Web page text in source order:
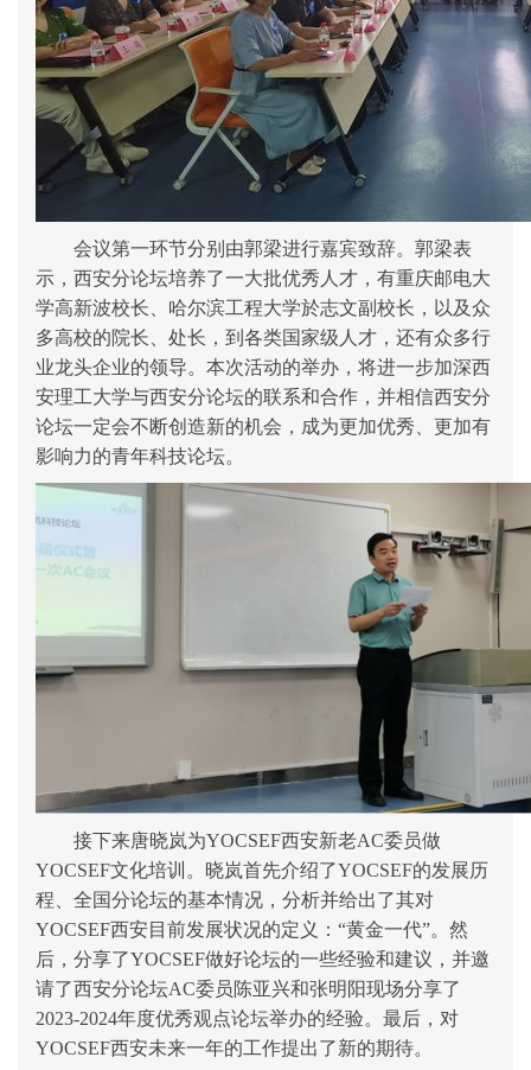
会议第一环节分别由郭梁进行嘉宾致辞。 郭梁表
示，西安分论坛培养了一大批优秀人才， 有重庆邮电大
学高新波校长、哈尔滨工程大学於志文副校长，以及众
多高校的院长、处长 ， 到各类国家级人才， 还有众多行
业龙头企业的领导。本次活动的举办，将进一步加深西
安理工大学与西安分论坛的联系和合作 ， 并相信西安分
论坛一定会不断创造新的机会，成为更加优秀、更加有
影响力的青年科技论坛。
接下来唐晓岚为YOCSEF西安新老AC委员做
YOCSEF文化培训。 晓岚首先介绍了YOCSEF的发展历
程、全国分论坛的基本情况，分析并给出了其对
YOCSEF西安目前发展状况的定义：“黄金一代”。然
后，分享了YOCSEF做好论坛的一些经验和建议，并邀
请了西安分论坛AC委员陈亚兴和张明阳现场分享了
2023-2024年度优秀观点论坛举办的经验。最后，对
YOCSEF西安未来一年的工作提出了新的期待。